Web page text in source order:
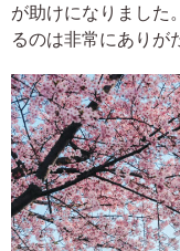
が助けになりました
るのは非常にありが